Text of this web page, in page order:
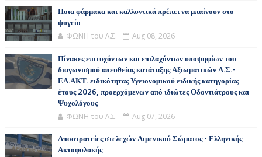
Ποια φάρμακα και καλλυντικά πρέπει να μπαίνουν στο
ψυγείο
ΦΩΝΗ του Λ.Σ. Aug 08, 2026
Πίνακες επιτυχόντων και επιλαχόντων υποψηφίων του
διαγωνισμού απευθείας κατάταξης Αξιωματικών Λ.Σ.-
ΕΛ.ΑΚΤ. ειδικότητας Υγειονομικού ειδικής κατηγορίας
έτους 2026, προερχόμενων από ιδιώτες Οδοντιάτρους και
Ψυχολόγους
ΦΩΝΗ του Λ.Σ. Aug 07, 2026
Αποστρατείες στελεχών Λιμενικού Σώματος - Ελληνικής
Ακτοφυλακής